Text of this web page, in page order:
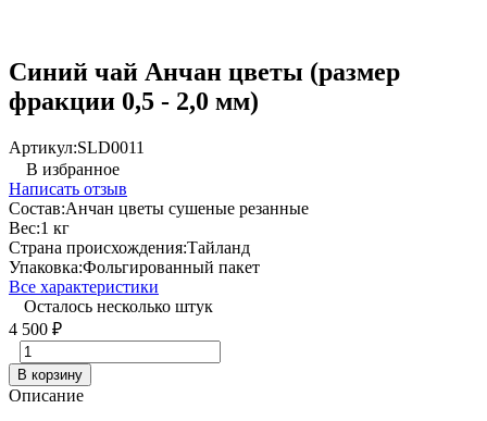
Синий чай Анчан цветы (размер
фракции 0,5 - 2,0 мм)
Артикул:SLD0011
В избранное
Написать отзыв
Состав:Анчан цветы сушеные резанные
Вес:1 кг
Страна происхождения:Тайланд
Упаковка:Фольгированный пакет
Все характеристики
Осталось несколько штук
4 500 ₽
В корзину
Описание